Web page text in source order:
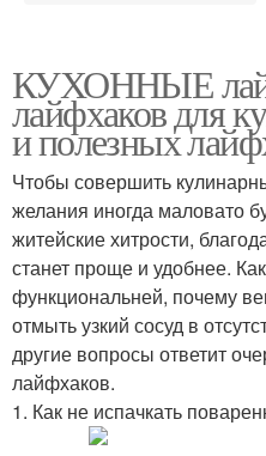
Палочки для хранения
Бюджетная кухня
Хранения в ящиках
КУХОННЫЕ
лайфхаков для
и полезных
Чтобы совершить
желания иногда маловато
житейские хитрости,
станет проще и удобнее.
функциональней, почему
отмыть узкий сосуд в
другие вопросы ответит
лайфхаков.
1. Как не испачкать